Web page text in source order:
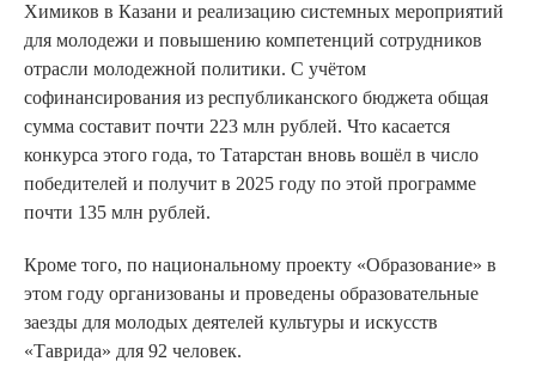
Химиков в Казани и реализацию системных мероприятий
для молодежи и повышению компетенций сотрудников
отрасли молодежной политики. С учётом
софинансирования из республиканского бюджета общая
сумма составит почти 223 млн рублей. Что касается
конкурса этого года, то Татарстан вновь вошёл в число
победителей и получит в 2025 году по этой программе
почти 135 млн рублей.
Кроме того, по национальному проекту «Образование» в
этом году организованы и проведены образовательные
заезды для молодых деятелей культуры и искусств
«Таврида» для 92 человек.